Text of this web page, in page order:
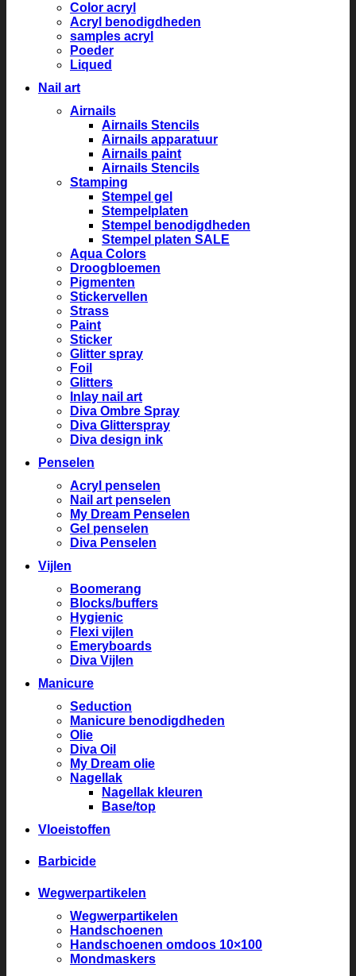
Color acryl
Acryl benodigdheden
samples acryl
Poeder
Liqued
Nail art
Airnails
Airnails Stencils
Airnails apparatuur
Airnails paint
Airnails Stencils
Stamping
Stempel gel
Stempelplaten
Stempel benodigdheden
Stempel platen SALE
Aqua Colors
Droogbloemen
Pigmenten
Stickervellen
Strass
Paint
Sticker
Glitter spray
Foil
Glitters
Inlay nail art
Diva Ombre Spray
Diva Glitterspray
Diva design ink
Penselen
Acryl penselen
Nail art penselen
My Dream Penselen
Gel penselen
Diva Penselen
Vijlen
Boomerang
Blocks/buffers
Hygienic
Flexi vijlen
Emeryboards
Diva Vijlen
Manicure
Seduction
Manicure benodigdheden
Olie
Diva Oil
My Dream olie
Nagellak
Nagellak kleuren
Base/top
Vloeistoffen
Barbicide
Wegwerpartikelen
Wegwerpartikelen
Handschoenen
Handschoenen omdoos 10×100
Mondmaskers